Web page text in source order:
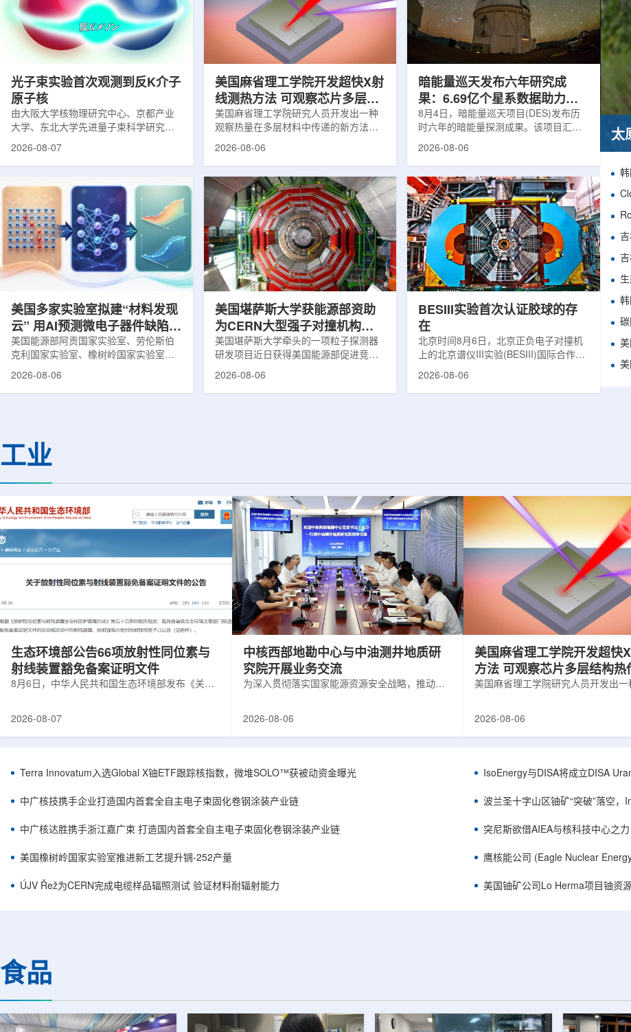
光子束实验首次观测到反K介子
原子核
由大阪大学核物理研究中心、京都产业
大学、东北大学先进量子束科学研究中
台湾中央研究院和加拿大萨斯喀彻温大
LEPS2/Solenoid合作组，首次利用光子
束实验观测到含有反K介子的原子核。这
一成果为确认反K介子原子核的存在提供
了新的实验证据，也为理解高密度核物
质和中性子星内部结构提供了重要线
索。研究团队在日本兵库县大型同步辐
射设施SP...
2026-08-07
美国麻省理工学院开发超快X射
线测热方法 可观察芯片多层结
构热传递
美国麻省理工学院研究人员开发出一种
观察热量在多层材料中传递的新方法，
于《自然通讯》。随着计算机芯片尺寸
不断缩小、功率密度持续提高，器件过
热正成为限制性能提升的重要因素。传
统热流测量方法在面对真实电子器件的
多层结构时存在局限，例如常用的时域
热反射法难以区分不同材料层中的热传
输情况，红外成像等方法也难以在微小
尺度上捕捉快速变化。为解决这一问
题...
2026-08-06
暗能量巡天发布六年研究成
果：6.69亿个星系数据助力约
束宇宙加速膨胀
8月4日，暗能量巡天项目(DES)发布历
时六年的暗能量探测成果。该项目汇总
6.69亿个星系、数千个星系团以及3000
多颗超新星的信息，用于研究宇宙加速
膨胀和宇宙结构演化。为了实现DES，
费米实验室制造了一台极其灵敏的5.7亿
像素数字相机DECam，并将其安装在位
于智利安第斯山脉的美国国家科学基金
会托洛洛山美洲际天文台的布兰科4米望
远镜上。(图片由Reidar Hahn/费米国家
加速...
2026-08-06
美国多家实验室拟建“材料发现
云” 用AI预测微电子器件缺陷影
响
美国能源部阿贡国家实验室、劳伦斯伯
克利国家实验室、橡树岭国家实验室和
西北大学的研究人员正计划开发材料发
高性能计算，用于预测微小缺陷如何影
响微电子器件的性能和寿命。(图片由
工...
2026-08-06
美国堪萨斯大学获能源部资助
为CERN大型强子对撞机构建
新一代探测器
美国堪萨斯大学牵头的一项粒子探测器
研发项目近日获得美国能源部促进竞争
性研究的既定计划(DOE EPSCoR)资
2026-08-06
BESIII实验首次认证胶球的存
在
北京时间8月6日，北京正负电子对撞机
上的北京谱仪III实验(BESIII)国际合作组
在巴西举行的国际高能物理大会(ICHEP
互...
2026-08-06
太
工业
生态环境部公告66项放射性同位素与
射线装置豁免备案证明文件
8月6日，中华人民共和国生态环境部发布《关于
将各省级生态环境主管部门报送的、已获得豁免
置、放射源或非密封放射性物质予以公告。随公
告发布的汇总表共列出66项备案记录，涉及山
东、天津、上海、河北、四川、甘肃、安徽、河
南、辽宁等地相关单位。备案内容涵盖...
2026-08-07
中核西部地勘中心与中油测井地质研
究院开展业务交流
为深入贯彻落实国家能源资源安全战略，推动油
地质研究院，开展专项技术交流研讨。会上，中
内油气测井成套装备、井下探测、岩石物理实
验、智能测井解释、深井探测及多源地质数据解
析等成熟技术体系，并结合实战案例分享了含油
气盆地铀矿勘查经验。王乐力介绍了西部中...
2026-08-06
美国麻省理工学院开发超快
方法 可观察芯片多层结构热
美国麻省理工学院研究人员开发出一
寸不断缩小、功率密度持续提高，器
在面对真实电子器件的多层结构时
如常用的时域热反射法难以区分不同
热传输情况，红外成像等方法也难
上捕捉快速变化。为解决这一问题...
2026-08-06
Terra Innovatum入选Global X铀ETF跟踪核指数，微堆SOLO™获被动资金曝光
中广核技携手企业打造国内首套全自主电子束固化卷钢涂装产业链
中广核达胜携手浙江嘉广束 打造国内首套全自主电子束固化卷钢涂装产业链
美国橡树岭国家实验室推进新工艺提升锎-252产量
ÚJV Řež为CERN完成电缆样品辐照测试 验证材料耐辐射能力
IsoEnergy与DISA将成立DISA
波兰圣十字山区铀矿“突破”落空
突尼斯欲借AIEA与核科技中心之
鹰核能公司 (Eagle Nuclear
美国铀矿公司Lo Herma项目铀资
食品